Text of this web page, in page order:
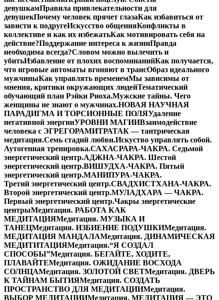
девушкамПравила привлекательности для
девушекПочему человек прячет глазаКак избавиться от
зависти к подругеИскусство общенияКонфликты в
коллективе и как их избежатьКак мотивировать себя на
действие?Поддержание интереса к жизниПравда
необходима всегда?Словом можно вылечить и
убитьИзбавление от плохих воспоминанийКак получается,
что игровые автоматы вгоняют в трансОбраз идеального
мужчиныКак управлять временемМы зависимы от
мнения, критики окружающих людейТематический
обучающий план Рэйки Риоха.Мужские тайны. Чего
женщины не знают о мужчинах.НОВАЯ НАУЧНАЯ
ПАРАДИГМА И ТОРСИОННЫЕ ПОЛЯУдаление
негативной энергииУРОВНИ МАГИИВзаимодействие
человека с ЭГРЕГОРАМИТРАТАК — тантрическая
медитация.Семь стадий любви.Искуство управлять собой.
Аутогенная тренировка.САХАСРАРА-ЧАКРА. Седьмой
энергетический центр.АДЖНА-ЧАКРА. Шестой
энергетический центр.ВИШУДХА-ЧАКРА. Пятый
энергетический центр.МАНИПУРА-ЧАКРА.
Третий энергетический центр.СВАДХИСТХАНА-ЧАКРА.
Второй энергетический центр.МУЛАДХАРА — ЧАКРА.
Первый энергетический центр.Чакры энергетические
центрыМедитация. РАБОТА КАК
МЕДИТАЦИЯМедитация. МУЗЫКА И
ТАНЕЦМедитация. ИЗБИЕНИЕ ПОДУШКИМедитация.
МЕДИТАЦИЯ МАНДАЛАМедитация. ДИНАМИЧЕСКАЯ
МЕДИТИТАЦИЯМедитация.“Я СОЗДАЛ
СПОСОБЫ”Медитация. БЕГАЙТЕ, ХОДИТЕ,
ПЛАВАЙТЕМедитация. ОЖИДАНИЕ ВОСХОДА
СОЛНЦАМедитация. ЗОЛОТОЙ СВЕТМедитация. ДВЕРЬ
К ТАЙНАМ БЫТИЯМедитация. СОЗДАТЬ
ПРОСТРАНСТВО ДЛЯ МЕДИТАЦИИМедитация.
ВЫБОР МЕДИТАЦИИМедитация. МЕДИТАЦИЯ — ЭТО